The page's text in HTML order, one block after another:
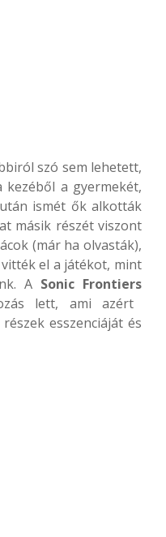
szó sem lehetett,
kezéből a gyermekét,
ismét ők alkották
másik részét viszont
(már ha olvasták),
el a játékot, mint
A Sonic Frontiers
lett, ami azért
esszenciáját és